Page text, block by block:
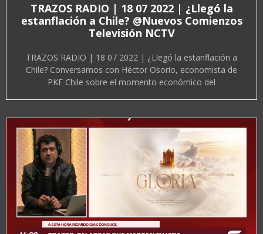
TRAZOS RADIO | 18 07 2022 | ¿Llegó la
estanflación a Chile? @Nuevos Comienzos
Televisión NCTV
TRAZOS RADIO | 18 07 2022 | ¿Llegó la estanflación a
Chile? Conversamos con Héctor Osorio, economista de
PKF Chile sobre el momento económico del